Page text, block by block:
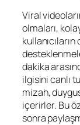
Viral
olmaları,
dakika
ilgisini canlı
mizah,
içerirler. Bu
sonra